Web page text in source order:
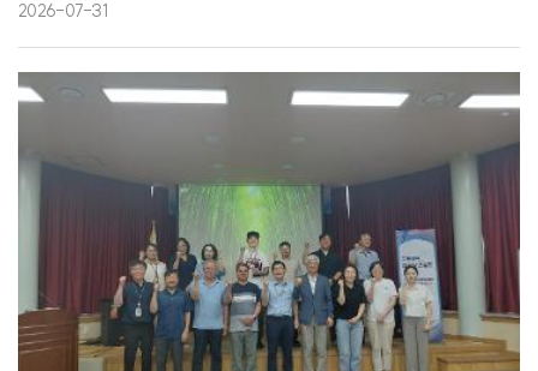
전남바이오진흥원, 지역 맞춤형 바이오 인재 양성-핀포인트뉴스
전남바이오진흥원, 하계 ‘맞춤형 인재육성 교육’ 본격 추진… 미래 바이오 인재
200명 양성-브레이크뉴
2026-07-31